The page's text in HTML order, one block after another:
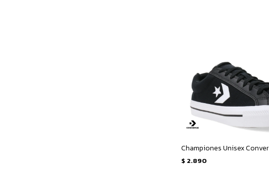
$ 2.890